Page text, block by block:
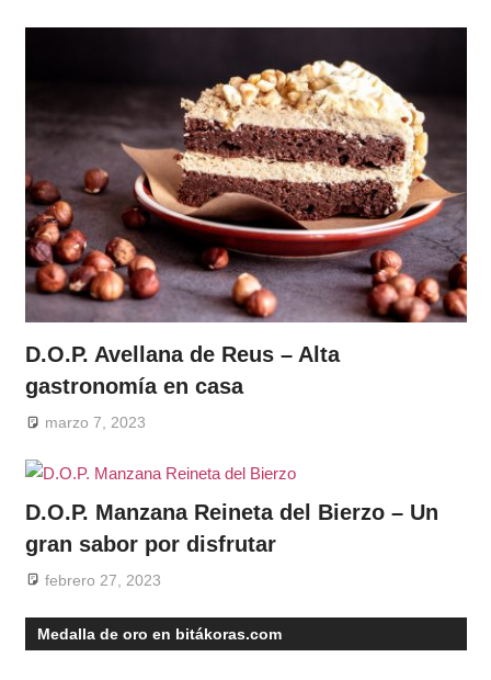
D.O.P. Avellana de Reus – Alta
gastronomía en casa
marzo 7, 2023
D.O.P. Manzana Reineta del Bierzo – Un
gran sabor por disfrutar
febrero 27, 2023
Medalla de oro en bitákoras.com